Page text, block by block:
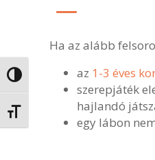
Nagy kontraszt váltása
Betűméret váltása
Ha az alább
az 1-3 éves
szerepjáték
hajlandó
egy lábon